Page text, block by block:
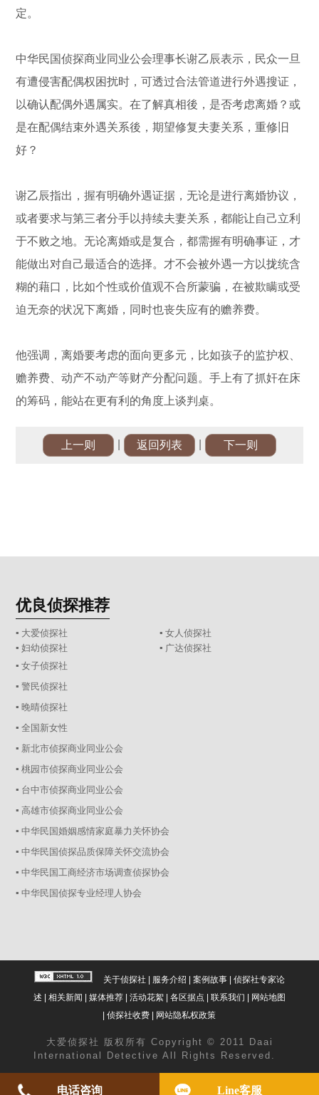
定。
中华民国侦探商业同业公会理事长谢乙辰表示，民众一旦
有遭侵害配偶权困扰时，可透过合法管道进行外遇搜证，
以确认配偶外遇属实。在了解真相後，是否考虑离婚？或
是在配偶结束外遇关系後，期望修复夫妻关系，重修旧
好？
谢乙辰指出，握有明确外遇证据，无论是进行离婚协议，
或者要求与第三者分手以持续夫妻关系，都能让自己立利
于不败之地。无论离婚或是复合，都需握有明确事证，才
能做出对自己最适合的选择。才不会被外遇一方以拢统含
糊的藉口，比如个性或价值观不合所蒙骗，在被欺瞒或受
迫无奈的状况下离婚，同时也丧失应有的赡养费。
他强调，离婚要考虑的面向更多元，比如孩子的监护权、
赡养费、动产不动产等财产分配问题。手上有了抓奸在床
的筹码，能站在更有利的角度上谈判桌。
上一则 返回列表 下一则
优良侦探推荐
▪ 大爱侦探社
▪ 女人侦探社
▪ 妇幼侦探社
▪ 广达侦探社
▪ 女子侦探社
▪ 警民侦探社
▪ 晚晴侦探社
▪ 全国新女性
▪ 新北市侦探商业同业公会
▪ 桃园市侦探商业同业公会
▪ 台中市侦探商业同业公会
▪ 高雄市侦探商业同业公会
▪ 中华民国婚姻感情家庭暴力关怀协会
▪ 中华民国侦探品质保障关怀交流协会
▪ 中华民国工商经济市场调查侦探协会
▪ 中华民国侦探专业经理人协会
关于侦探社 | 服务介绍 | 案例故事| 侦探社专家论
述 | 相关新闻 | 媒体推荐| 活动花絮| 各区据点 | 联系我们 | 网站地图
|侦探社收费 | 网站隐私权政策
大爱 侦探社
版权所有 Copyright © 2011 Daai
International Detective All Rights Reserved.
电话咨询 Line客服